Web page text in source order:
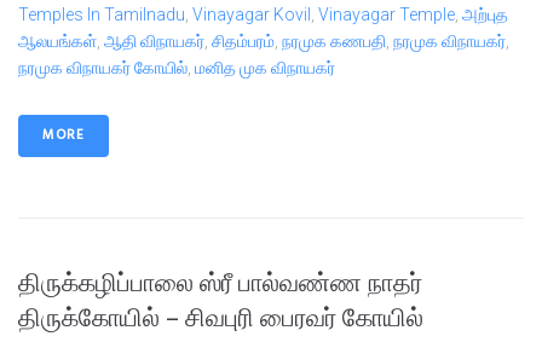
Temples In Tamilnadu, Vinayagar Kovil , Vinayagar Temple, அற்புத
ஆலயங்கள், ஆதி விநாயகர், சிதம்பரம், நரமுக கணபதி, நரமுக விநாயகர்,
நரமுக விநாயகர் கோயில், மனித முக விநாயகர்
MORE
திருக்கழிப்பாலை ஸ்ரீ பால்வண்ண நாதர்
திருக்கோயில் – சிவபுரி பைரவர் கோயில்​